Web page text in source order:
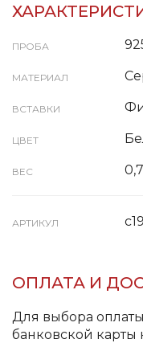
ПРОБА
МАТЕРИАЛ
ВСТАВКИ
ЦВЕТ
ВЕС
АРТИКУЛ
ОПЛАТА И
Для выбора
банковской